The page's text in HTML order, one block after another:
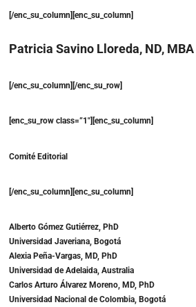
[/enc_su_column][enc_su_column]
Patricia Savino Lloreda, ND, MBA
[/enc_su_column][/enc_su_row]
[enc_su_row class=”1″][enc_su_column]
Comité Editorial
[/enc_su_column][enc_su_column]
Alberto Gómez Gutiérrez, PhD
Universidad Javeriana, Bogotá
Alexia Peña-Vargas, MD, PhD
Universidad de Adelaida, Australia
Carlos Arturo Álvarez Moreno, MD, PhD
Universidad Nacional de Colombia, Bogotá